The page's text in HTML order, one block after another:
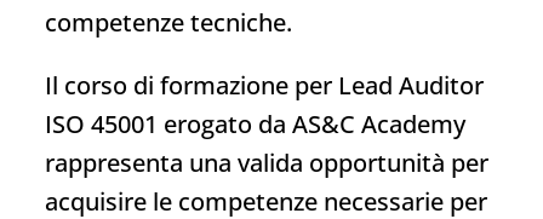
competenze tecniche.
Il corso di formazione per Lead Auditor
ISO 45001 erogato da AS&C Academy
rappresenta una valida opportunità per
acquisire le competenze necessarie per